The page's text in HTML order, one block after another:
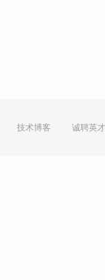
技术博客 诚聘英才